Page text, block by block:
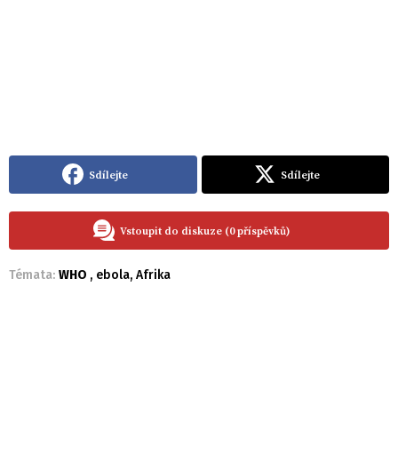
Sdílejte Sdílejte
Vstoupit do diskuze (0 příspěvků)
Témata: WHO , ebola, Afrika